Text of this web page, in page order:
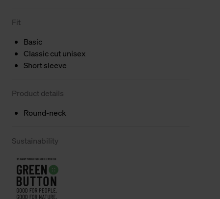
Fit
Basic
Classic cut unisex
Short sleeve
Product details
Round-neck
Sustainability